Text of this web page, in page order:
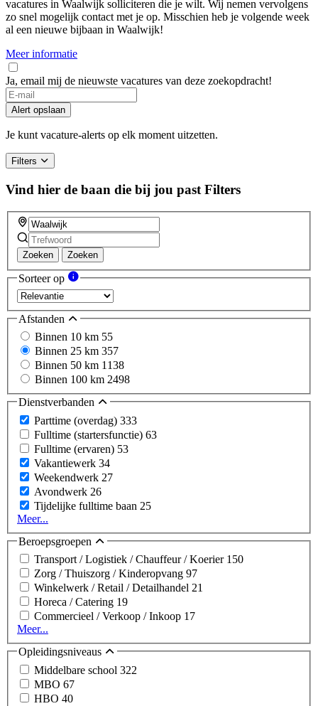
vacatures in Waalwijk solliciteren die je wilt. Wij nemen vervolgens
zo snel mogelijk contact met je op. Misschien heb je volgende week
al een nieuwe bijbaan in Waalwijk!
Meer informatie
Ja, email mij de nieuwste vacatures van deze zoekopdracht!
Alert opslaan
Je kunt vacature-alerts op elk moment uitzetten.
Filters
Vind hier de baan die bij jou past Filters
Zoeken Zoeken
Sorteer op
Afstanden
Binnen 10 km 55
Binnen 25 km 357
Binnen 50 km 1138
Binnen 100 km 2498
Dienstverbanden
Parttime (overdag) 333
Fulltime (startersfunctie) 63
Fulltime (ervaren) 53
Vakantiewerk 34
Weekendwerk 27
Avondwerk 26
Tijdelijke fulltime baan 25
Meer...
Beroepsgroepen
Transport / Logistiek / Chauffeur / Koerier 150
Zorg / Thuiszorg / Kinderopvang 97
Winkelwerk / Retail / Detailhandel 21
Horeca / Catering 19
Commercieel / Verkoop / Inkoop 17
Meer...
Opleidingsniveaus
Middelbare school 322
MBO 67
HBO 40